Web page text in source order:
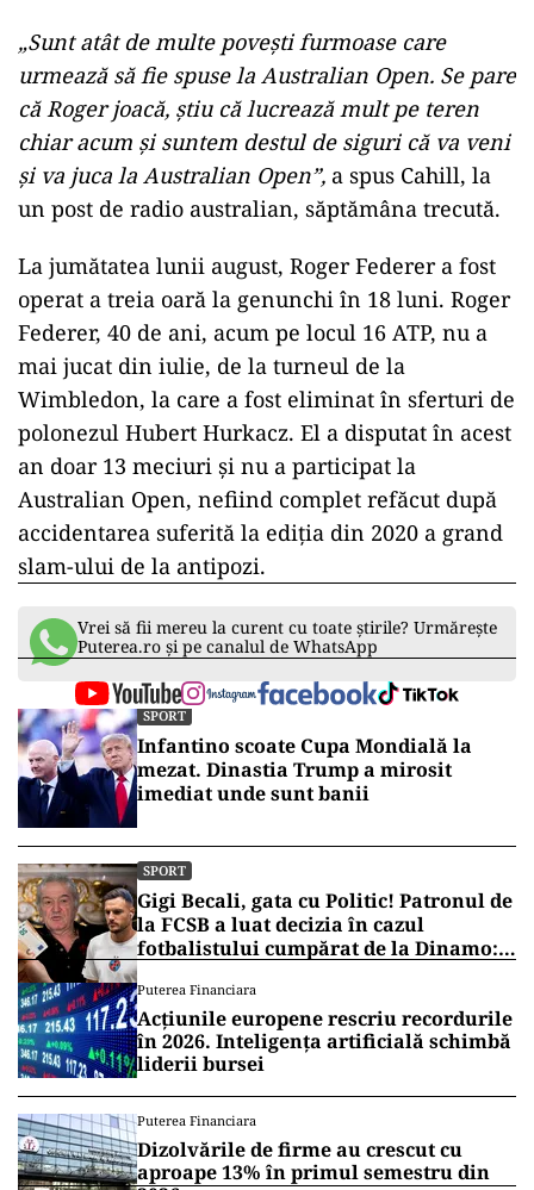
„Sunt atât de multe poveşti furmoase care
urmează să fie spuse la Australian Open. Se pare
că Roger joacă, ştiu că lucrează mult pe teren
chiar acum şi suntem destul de siguri că va veni
şi va juca la Australian Open”, a spus Cahill, la
un post de radio australian, săptămâna trecută.
La jumătatea lunii august, Roger Federer a fost
operat a treia oară la genunchi în 18 luni. Roger
Federer, 40 de ani, acum pe locul 16 ATP, nu a
mai jucat din iulie, de la turneul de la
Wimbledon, la care a fost eliminat în sferturi de
polonezul Hubert Hurkacz. El a disputat în acest
an doar 13 meciuri şi nu a participat la
Australian Open, nefiind complet refăcut după
accidentarea suferită la ediţia din 2020 a grand
slam-ului de la antipozi.
Vrei să fii mereu la curent cu toate știrile? Urmărește
Puterea.ro și pe canalul de WhatsApp
SPORT
Infantino scoate Cupa Mondială la
mezat. Dinastia Trump a mirosit
imediat unde sunt banii
SPORT
Gigi Becali, gata cu Politic! Patronul de
la FCSB a luat decizia în cazul
fotbalistului cumpărat de la Dinamo:
Puterea Financiara
Acțiunile europene rescriu recordurile
în 2026. Inteligența artificială schimbă
liderii bursei
Puterea Financiara
Dizolvările de firme au crescut cu
aproape 13% în primul semestru din